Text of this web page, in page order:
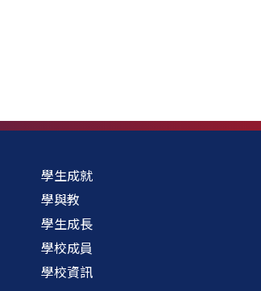
學生成就
學與教
學生成長
學校成員
學校資訊